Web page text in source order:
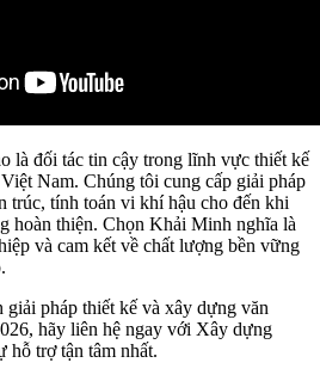
là đối tác tin cậy trong lĩnh vực thiết kế
Nam. Chúng tôi cung cấp giải pháp
trúc, tính toán vi khí hậu cho đến khi
hoàn thiện. Chọn Khải Minh nghĩa là
và cam kết về chất lượng bền vững
giải pháp thiết kế và xây dựng văn
hãy liên hệ ngay với Xây dựng
hỗ trợ tận tâm nhất.